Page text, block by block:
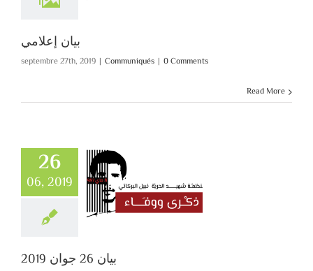
بيان إعلامي
septembre 27th, 2019 | Communiqués | 0 Comments
Read More
26
06, 2019
بيان 26 جوان 2019
Communiqués
بيان 26 جوان 2019